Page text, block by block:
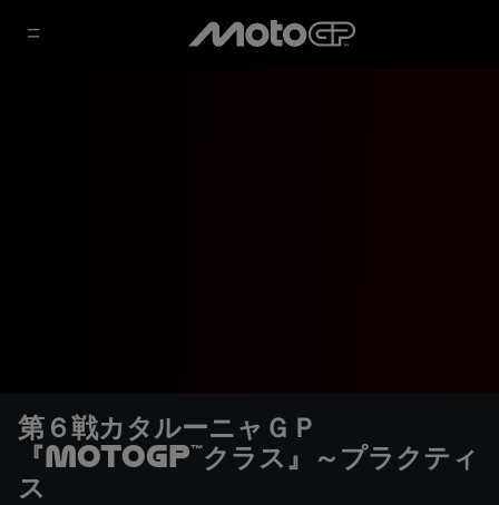
第６戦カタルーニャＧＰ
『MotoGP™クラス』～プラクティ
ス